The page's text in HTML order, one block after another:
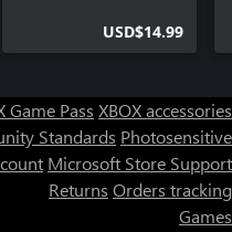
USD$14.99
Game Pass XBOX accessories
Standards Photosensitive
Microsoft Store Support
Returns Orders tracking
Games